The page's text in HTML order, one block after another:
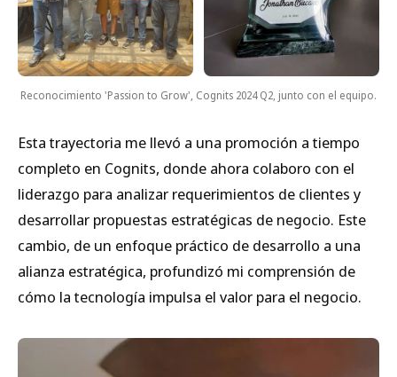
Reconocimiento 'Passion to Grow', Cognits 2024 Q2, junto con el equipo.
Esta trayectoria me llevó a una promoción a tiempo
completo en Cognits, donde ahora colaboro con el
liderazgo para analizar requerimientos de clientes y
desarrollar propuestas estratégicas de negocio. Este
cambio, de un enfoque práctico de desarrollo a una
alianza estratégica, profundizó mi comprensión de
cómo la tecnología impulsa el valor para el negocio.